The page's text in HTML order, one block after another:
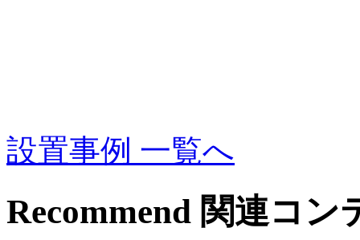
設置事例 一覧へ
Recommend 関連コン